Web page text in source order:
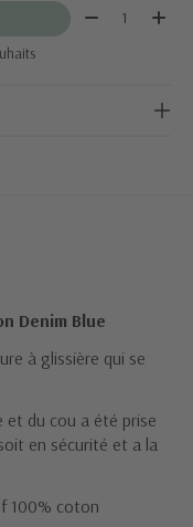
Quantité:
Denim Blue
à glissière qui se
et du cou a été prise
en sécurité et a la
100% coton